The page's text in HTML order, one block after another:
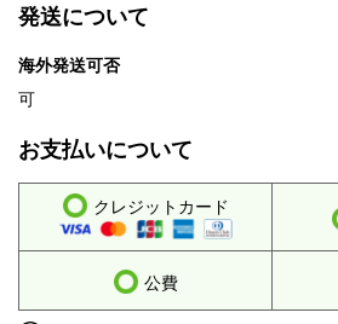
発送について
海外発送可否
可
お支払いについて
クレジットカード
公費